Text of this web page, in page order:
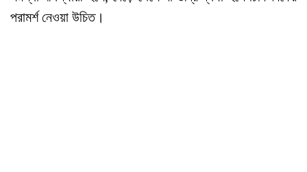
পরামর্শ নেওয়া উচিত।